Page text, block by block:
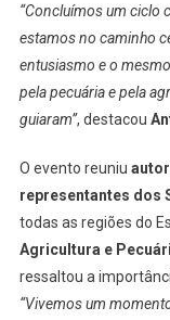
“Concluímos um ciclo
estamos no caminho
entusiasmo e o
pela pecuária e pela
guiaram”, destacou
O evento reuniu
representantes dos
todas as regiões do
Agricultura e
ressaltou a
“Vivemos um